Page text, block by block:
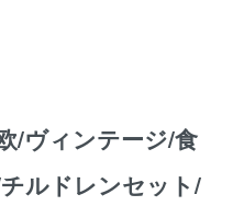
/ヴィンテージ/食
ルドレンセット/